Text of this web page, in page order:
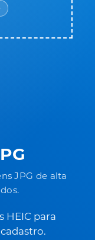
JPG de alta
HEIC para